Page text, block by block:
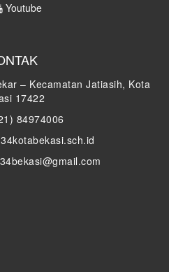
Youtube
– Kecamatan Jatiasih, Kota
17422
84974006